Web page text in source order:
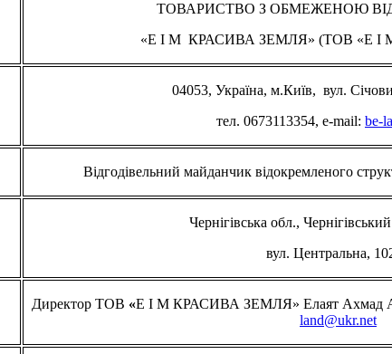
ТОВАРИСТВО З ОБМЕЖЕНОЮ
«Е I М КРАСИВА ЗЕМЛЯ» (ТОВ «Е I
04053, Україна, м.Київ, вул.
тел. 0673113354, e-mail: be-
Відгодівельний майданчик відокремленого
Чернігівська обл.,
вул. Центральна,
Директор ТОВ «Е I М КРАСИВА ЗЕМЛЯ» Елаят Ахмад
land@ukr.net